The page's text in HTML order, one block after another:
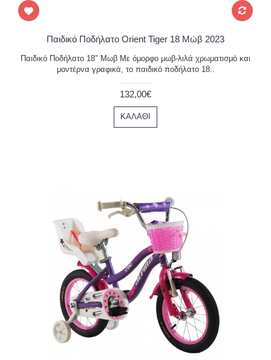
Παιδικό Ποδήλατο Orient Tiger 18 Μώβ 2023
Παιδικό Ποδήλατο 18″ Μωβ Με όμορφο μωβ-λιλά χρωματισμό και
μοντέρνα γραφικά, το παιδικό ποδήλατο 18..
132,00€
ΚΑΛΆΘΙ